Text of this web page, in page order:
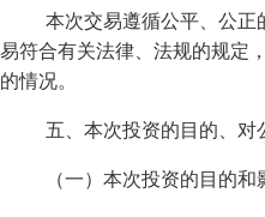
本次交易遵循公平、公
易符合有关法律、法规的规定
的情况。
五、本次投资的目的、
（一）本次投资的目的和